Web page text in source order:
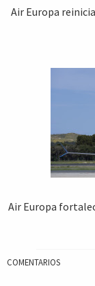
Air Europa
Air Europa
COMENTARIOS